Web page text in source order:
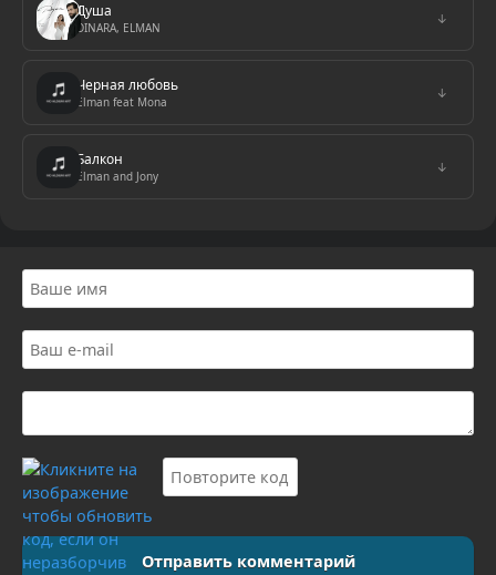
Душа
DINARA, ELMAN
↓
Черная любовь
Elman feat Mona
↓
Балкон
Elman and Jony
↓
Отправить комментарий